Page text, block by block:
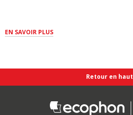
EN SAVOIR PLUS
Retour en haut